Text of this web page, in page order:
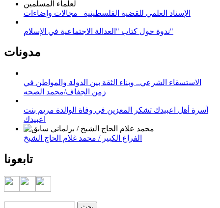
الإسناد العلمي للقضية الفلسطينية_ مجالات وإضاءات
ندوة حول كتاب "العدالة الاجتماعية في الإسلام"
مدونات
الاستسقاء الشرعي.. وبناء الثقة بين الدولة والمواطن في
زمن الجفاف/محمد الصحه
أسرة أهل اعبيدك تشكر المعزين في وفاة الوالدة مريم بنت
اعبيدك
الفراغ الكبير / محمد غلام الحاج الشيخ
تابعونا